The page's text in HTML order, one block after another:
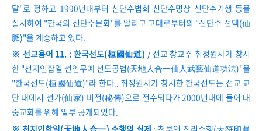
달"로 정하고 1990년대부터 신단수법회 신단수명상 신단수기행 등을
실시하여 "한국의 신단수문화"를 알리고 고대로부터의 "신단수 선맥(仙
脈)"을 계승하고 있다.
※ 선교용어 11. : 환국선도(桓國仙道) / 선교 창교주 취정원사가 창시
한 "천지인합일 선인무예 선도공법(天地人合一仙人武藝仙道功法)"을
"환국선도(桓國仙道)"라 한다.. 취정원사가 창시한 환국선도는 선교 교
단 내에서 선가(仙家) 비전(秘傳)으로 전수되다가 2000년대에 들어 대
중교화를 위해 일부 공개되었다.
※ 천지인합일(天地人合一) 수행의 실제 : 천부인 진리수행(天符印眞